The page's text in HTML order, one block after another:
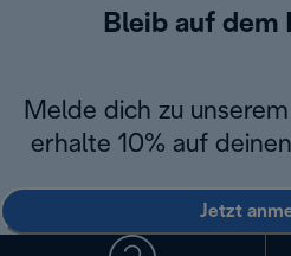
Bleib auf dem
Melde dich zu
erhalte 10% auf
Jetzt